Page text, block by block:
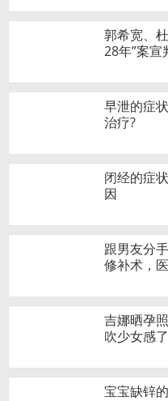
郭希宽、
28年”案宣
早泄的症
治疗?
闭经的症
因
跟男友分
修补术，
吉娜晒孕
吹少女感
宝宝缺锌